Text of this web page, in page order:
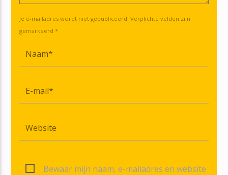
Je e-mailadres wordt niet gepubliceerd. Verplichte velden zijn
gemarkeerd *
Bewaar mijn naam, e-mailadres en website